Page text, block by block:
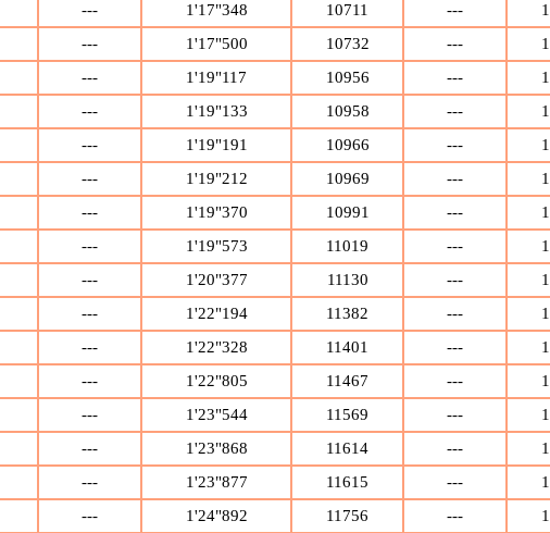
--- 1'17"348 10711 --- 1
--- 1'17"500 10732 --- 1
--- 1'19"117 10956 --- 1
--- 1'19"133 10958 --- 1
--- 1'19"191 10966 --- 1
--- 1'19"212 10969 --- 1
--- 1'19"370 10991 --- 1
--- 1'19"573 11019 --- 1
--- 1'20"377 11130 --- 1
--- 1'22"194 11382 --- 1
--- 1'22"328 11401 --- 1
--- 1'22"805 11467 --- 1
--- 1'23"544 11569 --- 1
--- 1'23"868 11614 --- 1
--- 1'23"877 11615 --- 1
--- 1'24"892 11756 --- 1